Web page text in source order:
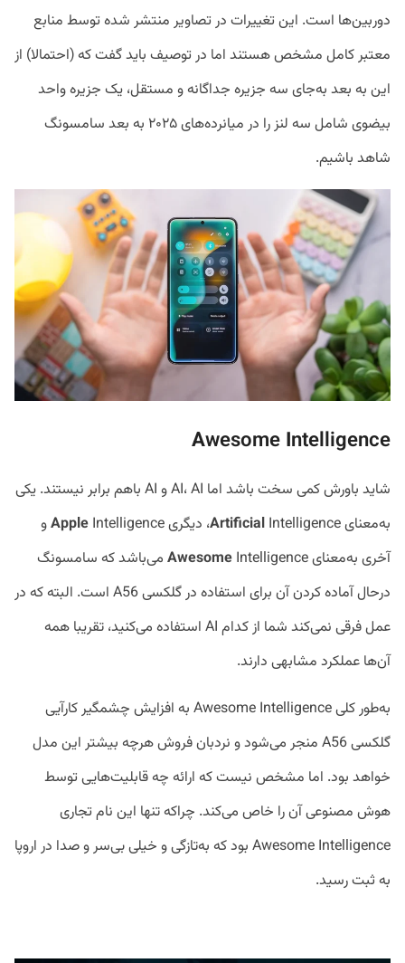
دوربین‌ها است. این تغییرات در تصاویر منتشر شده توسط منابع
معتبر کامل مشخص هستند اما در توصیف باید گفت که (احتمالا) از
این به بعد به‌جای سه جزیره جداگانه و مستقل، یک جزیره واحد
بیضوی شامل سه لنز را در میانرده‌های ۲۰۲۵ به بعد سامسونگ
شاهد باشیم.
Awesome Intelligence
شاید باورش کمی سخت باشد اما AI، AI و AI باهم برابر نیستند. یکی
به‌معنای
Artificial Intelligence، دیگری AppleIntelligence و
آخری به‌معنای
Awesome Intelligence می‌باشد که سامسونگ
درحال آماده کردن آن برای استفاده در گلکسی A56 است. البته که در
عمل فرقی نمی‌کند شما از کدام AI استفاده می‌کنید، تقریبا همه
آن‌ها عملکرد مشابهی دارند.
به‌طور کلی Awesome Intelligence به افزایش چشمگیر کارآیی
گلکسی A56 منجر می‌شود و نردبان فروش هرچه بیشتر این مدل
خواهد بود. اما مشخص نیست که ارائه چه قابلیت‌هایی توسط
هوش مصنوعی آن را خاص می‌کند. چراکه تنها این نام تجاری
Awesome Intelligence بود که به‌تازگی و خیلی بی‌سر و صدا در اروپا
به ثبت رسید.